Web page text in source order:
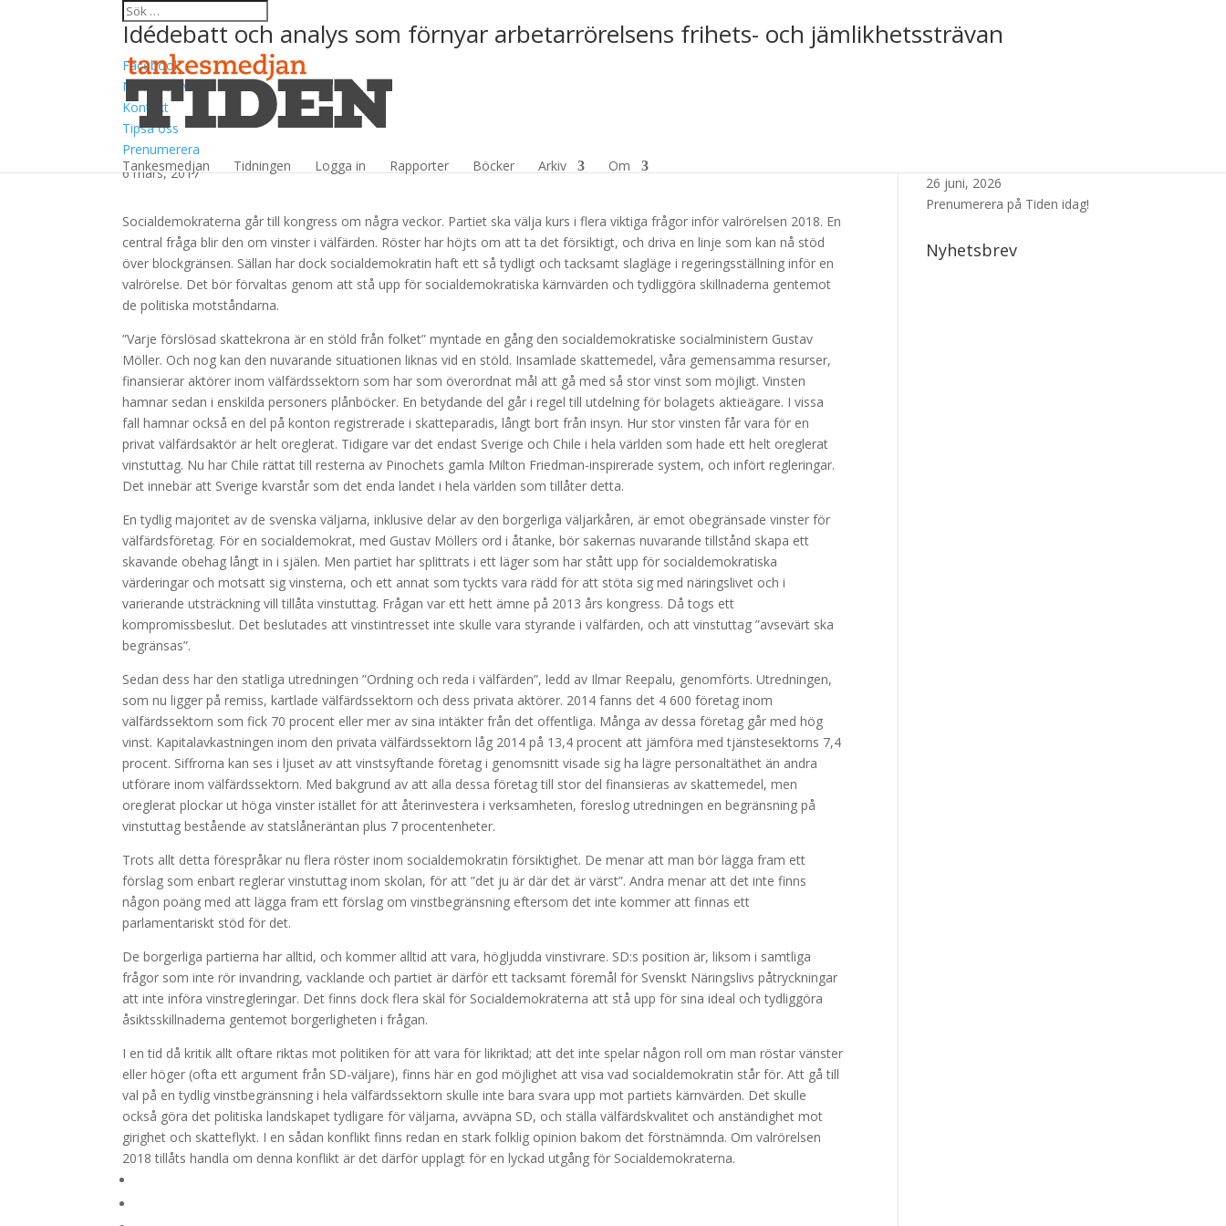
Idédebatt och analys som förnyar arbetarrörelsens frihets- och jämlikhetssträvan
Facebook
Nyhetsbrev
Kontakt
Tipsa oss
Prenumerera
Tankesmedjan
Tidningen Logga in Rapporter Böcker Arkiv Om
Tydliggör de politiska skillnaderna i vinstfrågan
6 mars, 2017
Socialdemokraterna går till kongress om några veckor. Partiet ska välja kurs i flera viktiga frågor inför valrörelsen 2018. En
central fråga blir den om vinster i välfärden. Röster har höjts om att ta det försiktigt, och driva en linje som kan nå stöd
över blockgränsen. Sällan har dock socialdemokratin haft ett så tydligt och tacksamt slagläge i regeringsställning inför en
valrörelse. Det bör förvaltas genom att stå upp för socialdemokratiska kärnvärden och tydliggöra skillnaderna gentemot
de politiska motståndarna.
”Varje förslösad skattekrona är en stöld från folket” myntade en gång den socialdemokratiske socialministern Gustav
Möller. Och nog kan den nuvarande situationen liknas vid en stöld. Insamlade skattemedel, våra gemensamma resurser,
finansierar aktörer inom välfärdssektorn som har som överordnat mål att gå med så stor vinst som möjligt. Vinsten
hamnar sedan i enskilda personers plånböcker. En betydande del går i regel till utdelning för bolagets aktieägare. I vissa
fall hamnar också en del på konton registrerade i skatteparadis, långt bort från insyn. Hur stor vinsten får vara för en
privat välfärdsaktör är helt oreglerat. Tidigare var det endast Sverige och Chile i hela världen som hade ett helt oreglerat
vinstuttag. Nu har Chile rättat till resterna av Pinochets gamla Milton Friedman-inspirerade system, och infört regleringar.
Det innebär att Sverige kvarstår som det enda landet i hela världen som tillåter detta.
En tydlig majoritet av de svenska väljarna, inklusive delar av den borgerliga väljarkåren, är emot obegränsade vinster för
välfärdsföretag. För en socialdemokrat, med Gustav Möllers ord i åtanke, bör sakernas nuvarande tillstånd skapa ett
skavande obehag långt in i själen. Men partiet har splittrats i ett läger som har stått upp för socialdemokratiska
värderingar och motsatt sig vinsterna, och ett annat som tyckts vara rädd för att stöta sig med näringslivet och i
varierande utsträckning vill tillåta vinstuttag. Frågan var ett hett ämne på 2013 års kongress. Då togs ett
kompromissbeslut. Det beslutades att vinstintresset inte skulle vara styrande i välfärden, och att vinstuttag ”avsevärt ska
begränsas”.
Sedan dess har den statliga utredningen ”Ordning och reda i välfärden”, ledd av Ilmar Reepalu, genomförts. Utredningen,
som nu ligger på remiss, kartlade välfärdssektorn och dess privata aktörer. 2014 fanns det 4 600 företag inom
välfärdssektorn som fick 70 procent eller mer av sina intäkter från det offentliga. Många av dessa företag går med hög
vinst. Kapitalavkastningen inom den privata välfärdssektorn låg 2014 på 13,4 procent att jämföra med tjänstesektorns 7,4
procent. Siffrorna kan ses i ljuset av att vinstsyftande företag i genomsnitt visade sig ha lägre personaltäthet än andra
utförare inom välfärdssektorn. Med bakgrund av att alla dessa företag till stor del finansieras av skattemedel, men
oreglerat plockar ut höga vinster istället för att återinvestera i verksamheten, föreslog utredningen en begränsning på
vinstuttag bestående av statslåneräntan plus 7 procentenheter.
Trots allt detta förespråkar nu flera röster inom socialdemokratin försiktighet. De menar att man bör lägga fram ett
förslag som enbart reglerar vinstuttag inom skolan, för att ”det ju är där det är värst”. Andra menar att det inte finns
någon poäng med att lägga fram ett förslag om vinstbegränsning eftersom det inte kommer att finnas ett
parlamentariskt stöd för det.
De borgerliga partierna har alltid, och kommer alltid att vara, högljudda vinstivrare. SD:s position är, liksom i samtliga
frågor som inte rör invandring, vacklande och partiet är därför ett tacksamt föremål för Svenskt Näringslivs påtryckningar
att inte införa vinstregleringar. Det finns dock flera skäl för Socialdemokraterna att stå upp för sina ideal och tydliggöra
åsiktsskillnaderna gentemot borgerligheten i frågan.
I en tid då kritik allt oftare riktas mot politiken för att vara för likriktad; att det inte spelar någon roll om man röstar vänster
eller höger (ofta ett argument från SD-väljare), finns här en god möjlighet att visa vad socialdemokratin står för. Att gå till
val på en tydlig vinstbegränsning i hela välfärdssektorn skulle inte bara svara upp mot partiets kärnvärden. Det skulle
också göra det politiska landskapet tydligare för väljarna, avväpna SD, och ställa välfärdskvalitet och anständighet mot
girighet och skatteflykt. I en sådan konflikt finns redan en stark folklig opinion bakom det förstnämnda. Om valrörelsen
2018 tillåts handla om denna konflikt är det därför upplagt för en lyckad utgång för Socialdemokraterna.
26 juni, 2026
Prenumerera på Tiden idag!
Nyhetsbrev